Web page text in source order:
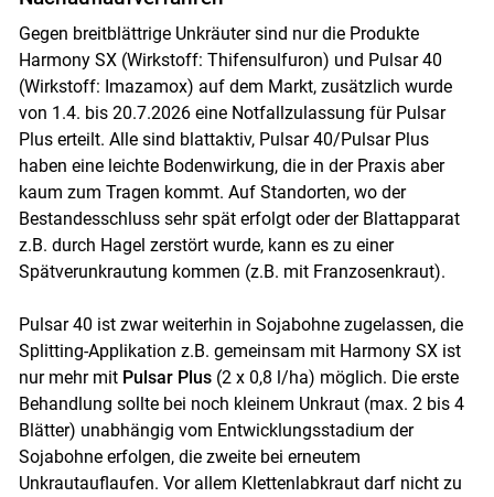
Gegen breitblättrige Unkräuter sind nur die Produkte
Harmony SX (Wirkstoff: Thifensulfuron) und Pulsar 40
(Wirkstoff: Imazamox) auf dem Markt, zusätzlich wurde
von 1.4. bis 20.7.2026 eine Notfallzulassung für Pulsar
Plus erteilt. Alle sind blattaktiv, Pulsar 40/Pulsar Plus
haben eine leichte Bodenwirkung, die in der Praxis aber
kaum zum Tragen kommt. Auf Standorten, wo der
Bestandesschluss sehr spät erfolgt oder der Blattapparat
z.B. durch Hagel zerstört wurde, kann es zu einer
Spätverunkrautung kommen (z.B. mit Franzosenkraut).
Pulsar 40 ist zwar weiterhin in Sojabohne zugelassen, die
Splitting-Applikation z.B. gemeinsam mit Harmony SX ist
nur mehr mit Pulsar Plus(2 x 0,8 l/ha) möglich. Die erste
Behandlung sollte bei noch kleinem Unkraut (max. 2 bis 4
Blätter) unabhängig vom Entwicklungsstadium der
Sojabohne erfolgen, die zweite bei erneutem
Unkrautauflaufen. Vor allem Klettenlabkraut darf nicht zu